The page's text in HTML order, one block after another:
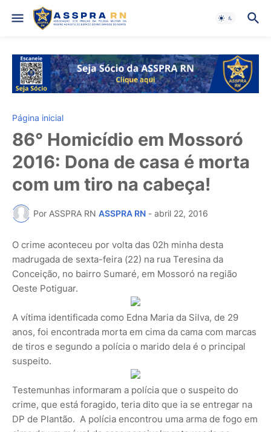
Página inicial
86° Homicídio em Mossoró
2016: Dona de casa é morta
com um tiro na cabeça!
Por ASSPRA RN ASSPRA RN - abril 22, 2016
O crime aconteceu por volta das 02h minha desta
madrugada de sexta-feira (22) na rua Teresina da
Conceição, no bairro Sumaré, em Mossoró na região
Oeste Potiguar.
A vítima identificada como Edna Maria da Silva, de 29
anos, foi encontrada morta em cima da cama com marcas
de tiros e segundo a polícia o marido dela é o principal
suspeito.
Testemunhas informaram a polícia que o suspeito do
crime, que está foragido, teria dito que ia se entregar na
DP de Plantão. A polícia encontrou uma arma de fogo em